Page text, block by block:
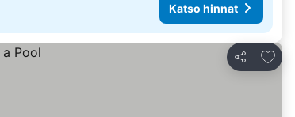
Katso hinnat
Jaa
Lisää